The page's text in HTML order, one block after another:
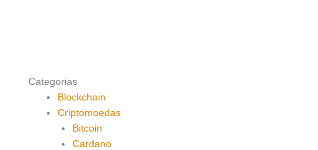
Categorias
Blockchain
Criptomoedas
Bitcoin
Cardano